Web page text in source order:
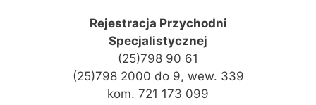
Rejestracja Przychodni
Specjalistycznej
(25)798 90 61
(25)798 2000 do 9, wew. 339
kom. 721 173 099